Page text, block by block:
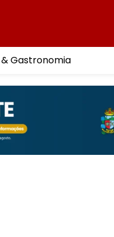
Gastronomia